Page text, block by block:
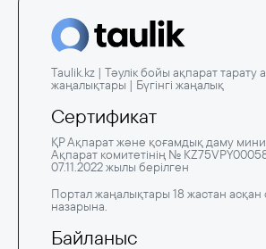
Taulik.kz | Тәулік бойы ақпарат тарату
жаңалықтары | Бүгінгі жаңалық
Сертификат
ҚР Ақпарат және қоғамдық даму
Ақпарат комитетінің №
07.11.2022 жылы берілген
Портал жаңалықтары 18 жастан
назарына.
Байланыс